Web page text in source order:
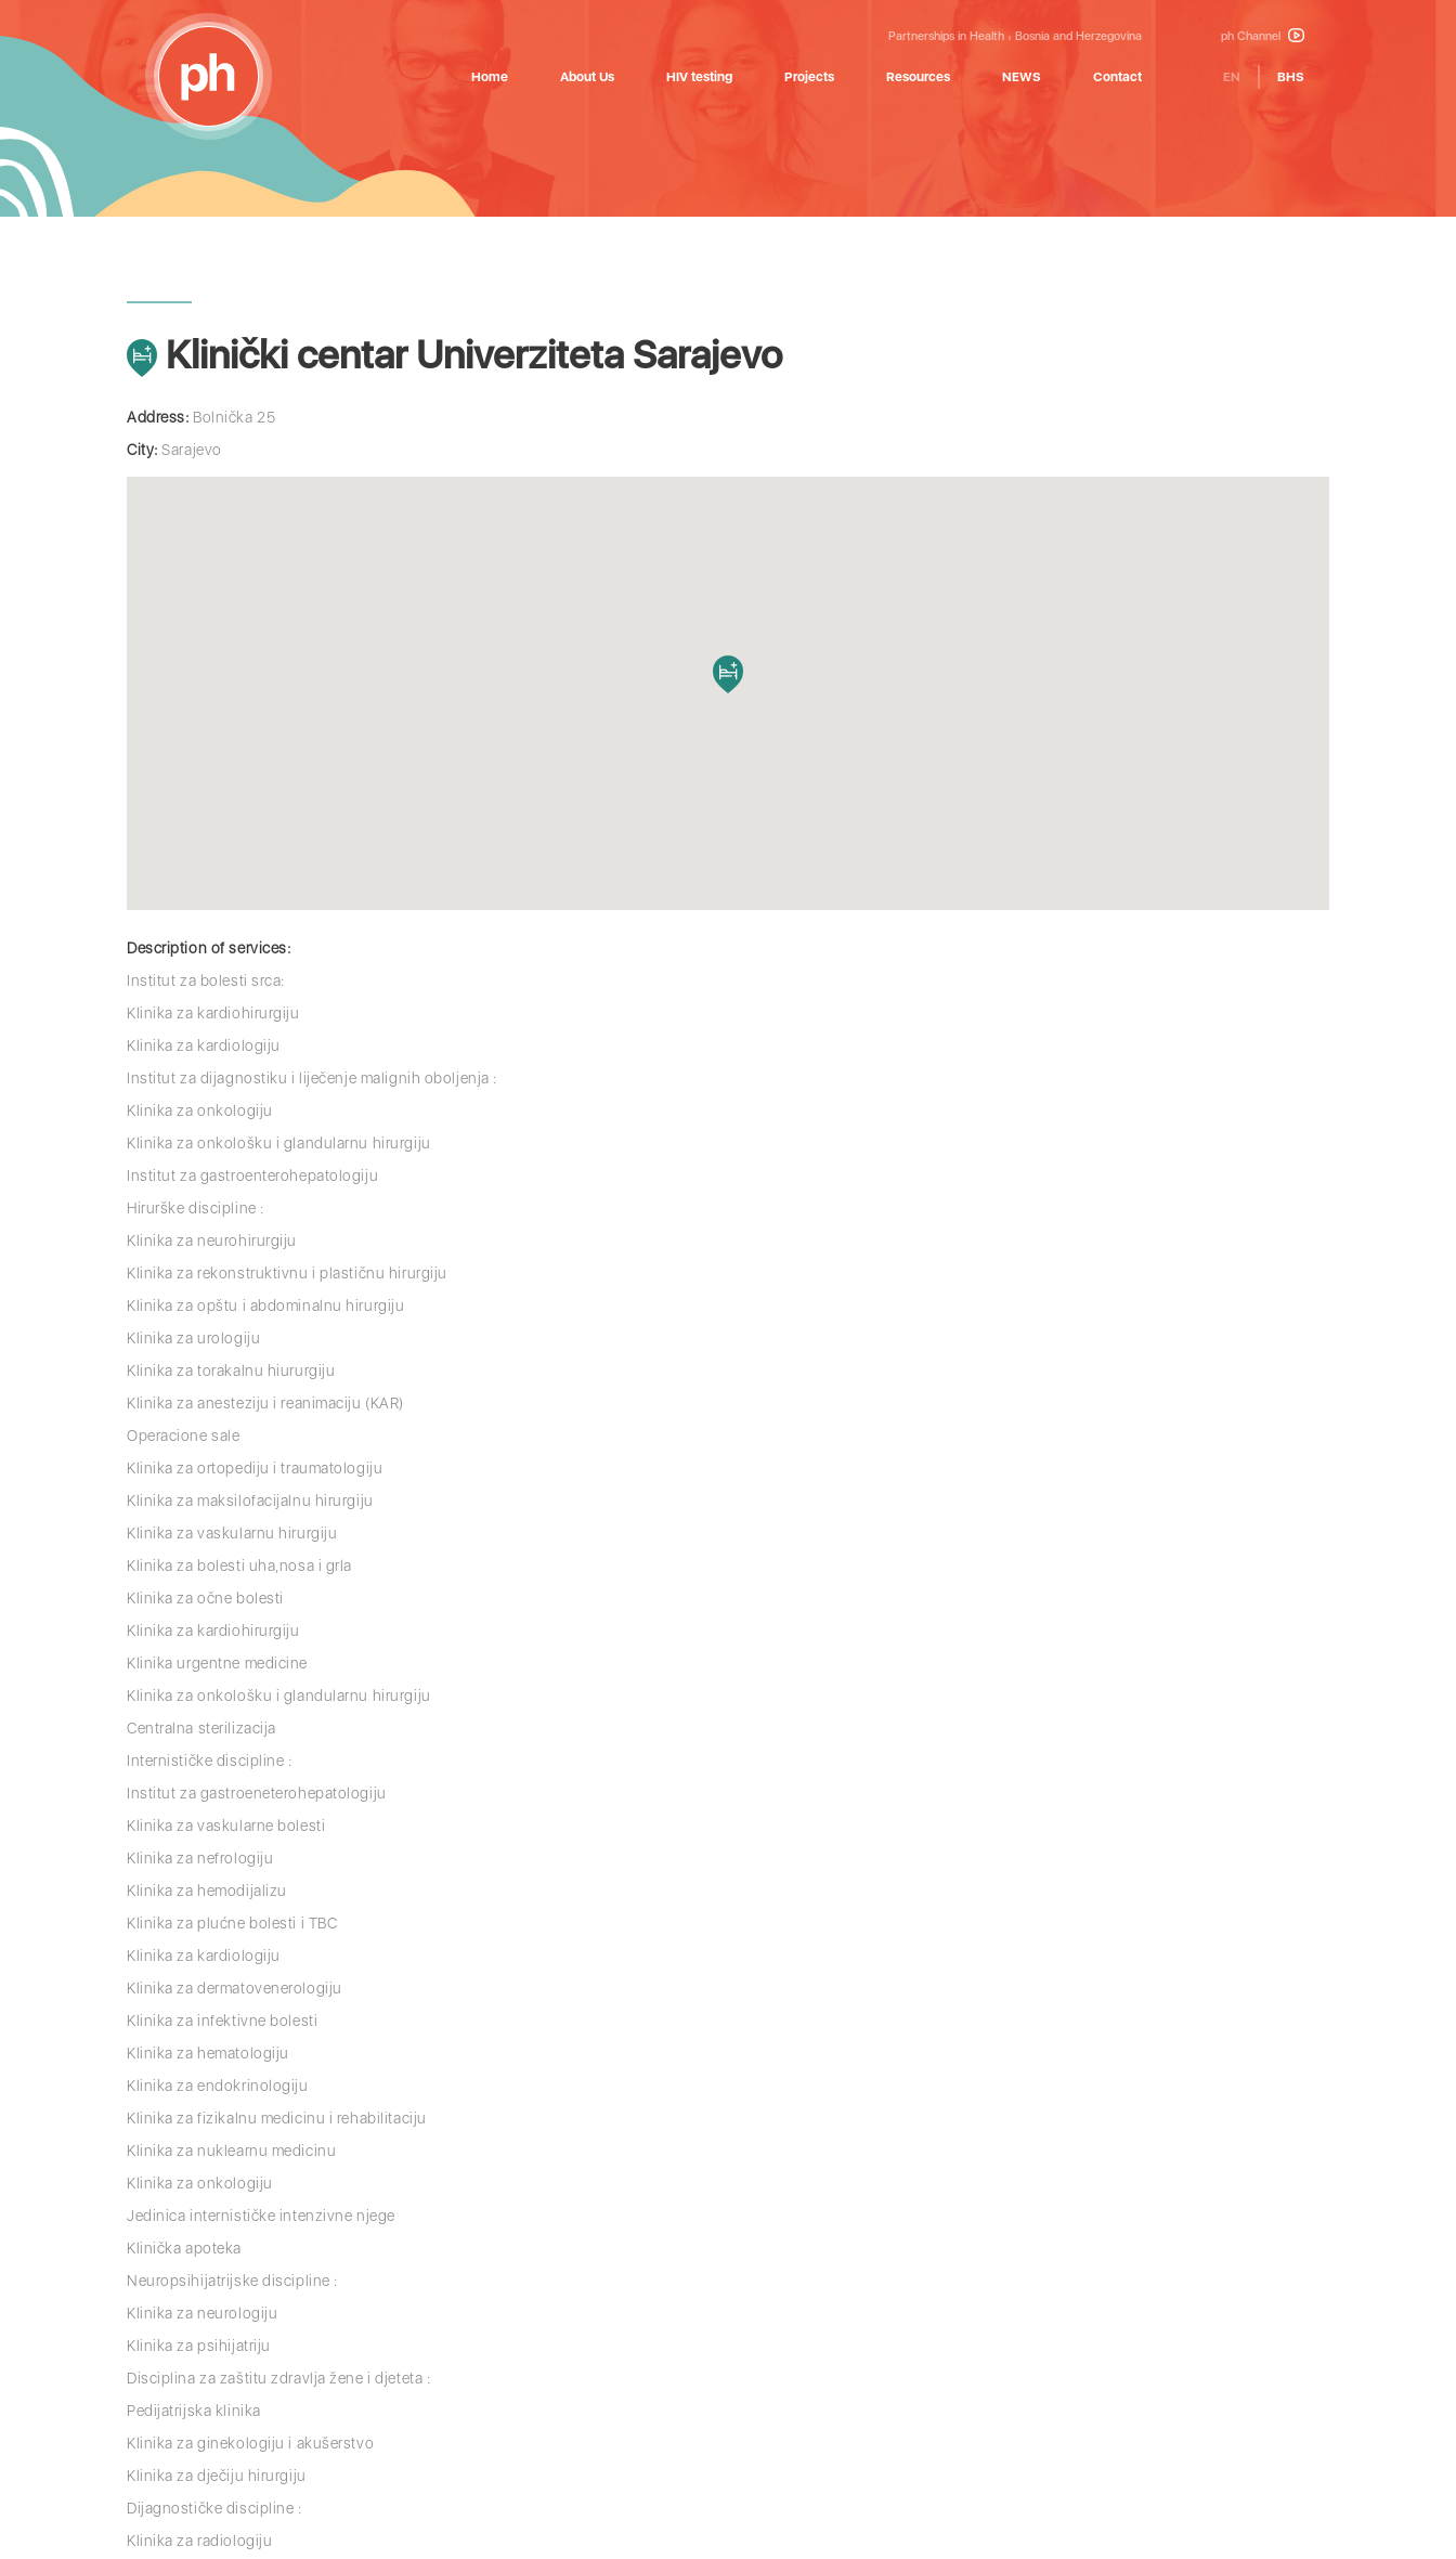
Partnerships in Health Bosnia and Herzegovina ph Channel
Home About Us HIV testing Projects Resources NEWS Contact EN BHS
Klinički centar Univerziteta Sarajevo
Address: Bolnička 25
City: Sarajevo
Description of services:
Institut za bolesti srca:
Klinika za kardiohirurgiju
Klinika za kardiologiju
Institut za dijagnostiku i liječenje malignih oboljenja :
Klinika za onkologiju
Klinika za onkološku i glandularnu hirurgiju
Institut za gastroenterohepatologiju
Hirurške discipline :
Klinika za neurohirurgiju
Klinika za rekonstruktivnu i plastičnu hirurgiju
Klinika za opštu i abdominalnu hirurgiju
Klinika za urologiju
Klinika za torakalnu hiururgiju
Klinika za anesteziju i reanimaciju (KAR)
Operacione sale
Klinika za ortopediju i traumatologiju
Klinika za maksilofacijalnu hirurgiju
Klinika za vaskularnu hirurgiju
Klinika za bolesti uha,nosa i grla
Klinika za očne bolesti
Klinika za kardiohirurgiju
Klinika urgentne medicine
Klinika za onkološku i glandularnu hirurgiju
Centralna sterilizacija
Internističke discipline :
Institut za gastroeneterohepatologiju
Klinika za vaskularne bolesti
Klinika za nefrologiju
Klinika za hemodijalizu
Klinika za plućne bolesti i TBC
Klinika za kardiologiju
Klinika za dermatovenerologiju
Klinika za infektivne bolesti
Klinika za hematologiju
Klinika za endokrinologiju
Klinika za fizikalnu medicinu i rehabilitaciju
Klinika za nuklearnu medicinu
Klinika za onkologiju
Jedinica internističke intenzivne njege
Klinička apoteka
Neuropsihijatrijske discipline :
Klinika za neurologiju
Klinika za psihijatriju
Disciplina za zaštitu zdravlja žene i djeteta :
Pedijatrijska klinika
Klinika za ginekologiju i akušerstvo
Klinika za dječiju hirurgiju
Dijagnostičke discipline :
Klinika za radiologiju